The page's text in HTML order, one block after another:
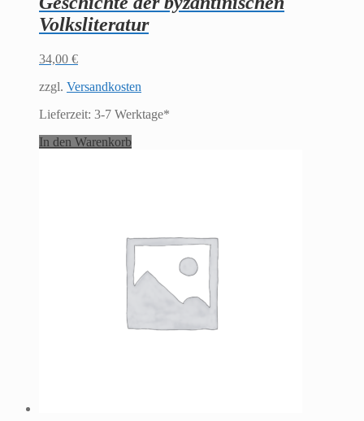
Volksliteratur
34,00 €
zzgl. Versandkosten
Lieferzeit: 3-7 Werktage*
In den Warenkorb